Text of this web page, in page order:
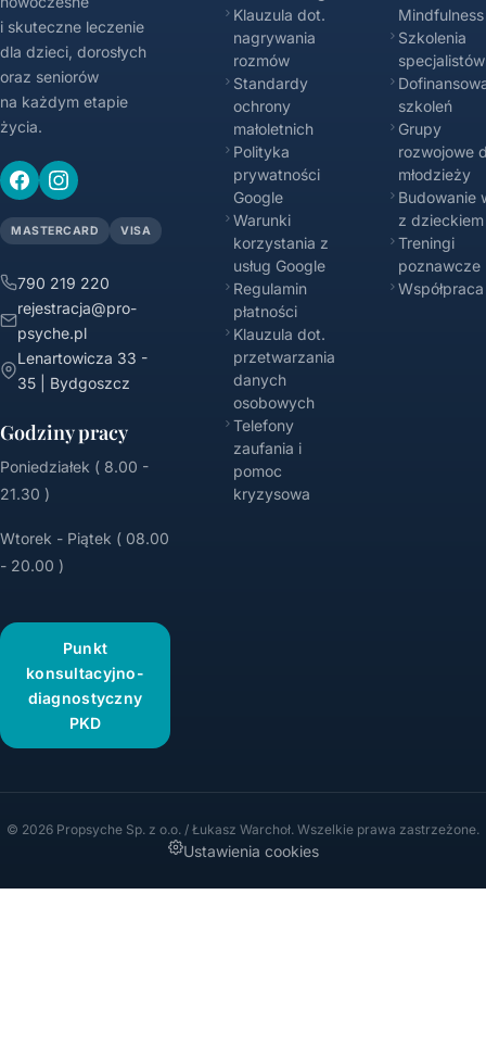
i skuteczne leczenie
dla dzieci, dorosłych
oraz seniorów
na każdym etapie
życia.
MASTERCARD VISA
790 219 220
rejestracja@pro-
psyche.pl
Lenartowicza 33 -
35 | Bydgoszcz
Godziny pracy
Poniedziałek ( 8.00 -
21.30 )
Wtorek - Piątek ( 08.00
- 20.00 )
Punkt
konsultacyjno-
diagnostyczny
PKD
Klauzula dot.
nagrywania
rozmów
Standardy
ochrony
małoletnich
Polityka
prywatności
Google
Warunki
korzystania z
usług Google
Regulamin
płatności
Klauzula dot.
przetwarzania
danych
osobowych
Telefony
zaufania i
pomoc
kryzysowa
Mindfulness
Szkolenia
specjalistów
szkoleń
Grupy
rozwojowe
młodzieży
Budowanie
z dzieckiem
Treningi
poznawcze
Współpraca
© 2026 Propsyche Sp. z o.o. / Łukasz Warchoł. Wszelkie prawa zastrzeżone.
Ustawienia cookies